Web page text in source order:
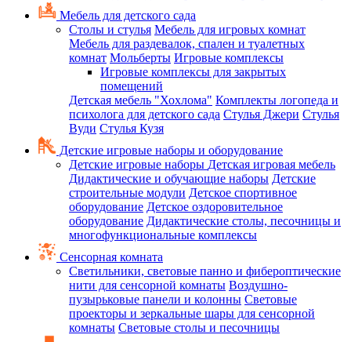
Мебель для детского сада
Столы и стулья Мебель для игровых комнат
Мебель для раздевалок, спален и туалетных
комнат Мольберты Игровые комплексы
Игровые комплексы для закрытых
помещений
Детская мебель "Хохлома" Комплекты логопеда и
психолога для детского сада Стулья Джери Стулья
Вуди Стулья Кузя
Детские игровые наборы и оборудование
Детские игровые наборы Детская игровая мебель
Дидактические и обучающие наборы Детские
строительные модули Детское спортивное
оборудование Детское оздоровительное
оборудование Дидактические столы, песочницы и
многофункциональные комплексы
Сенсорная комната
Светильники, световые панно и фибероптические
нити для сенсорной комнаты Воздушно-
пузырьковые панели и колонны Световые
проекторы и зеркальные шары для сенсорной
комнаты Световые столы и песочницы